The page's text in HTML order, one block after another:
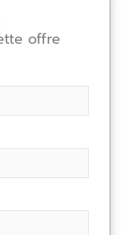
offre